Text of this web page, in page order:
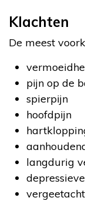
Klachten
De meest
pijn op de
spierpijn
hoofdpijn
langdurig